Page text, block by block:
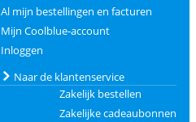
Al mijn bestellingen en facturen
Mijn Coolblue-account
Inloggen
Naar de klantenservice
Zakelijk bestellen
Zakelijke cadeaubonnen